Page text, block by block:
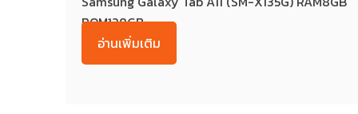
ROM128GB...
อ่านเพิ่มเติม